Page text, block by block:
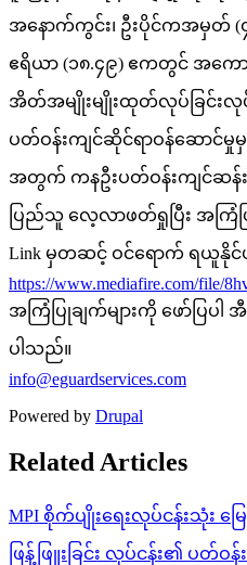
အနောက်ကွင်း၊ ဦးပိုင်ကအမှတ် (၄
ဧရိယာ (၁၈.၄၉) ဧကတွင် အက
အိတ်အမျိုးမျိုးထုတ်လုပ်ခြင်း
ပတ်ဝန်းကျင်ဆိုင်ရာဝန်ဆောင်မှု
အတွက် ကနဦးပတ်ဝန်းကျင်ဆန်း
ပြည်သူ လေ့လာဖတ်ရှုပြီး အကြံပ
Link မှတဆင့် ဝင်ရောက် ရယူနိုင်
https://www.mediafire.com/file/
အကြံပြုချက်များကို ဖော်ပြပါ
ပါသည်။
info@eguardservices.com
Powered by Drupal
Related Articles
MPI စိုက်ပျိုးရေးလုပ်ငန်းသုံး မ
ဖြန့်ဖြူးခြင်း လုပ်ငန်း၏ ပတ်ဝ